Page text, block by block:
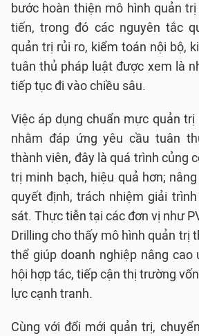
bước hoàn thiện mô hình quản
tiến, trong đó các nguyên tắc
quản trị rủi ro, kiểm toán nội bộ,
tuân thủ pháp luật được xem là
tiếp tục đi vào chiều sâu.
Việc áp dụng chuẩn mực quản
nhằm đáp ứng yêu cầu tuân
thành viên, đây là quá trình củng
trị minh bạch, hiệu quả hơn;
quyết định, trách nhiệm giải
sát. Thực tiễn tại các đơn vị như
Drilling cho thấy mô hình quản trị
thể giúp doanh nghiệp nâng cao
hội hợp tác, tiếp cận thị trường
lực cạnh tranh.
Cùng với đổi mới quản trị,